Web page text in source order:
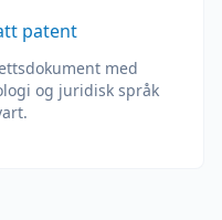
patent
med
og juridisk språk